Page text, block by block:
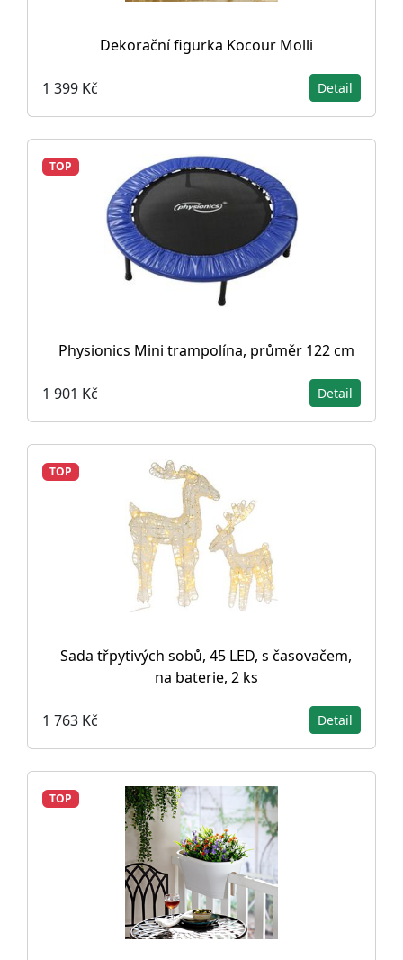
Dekorační figurka Kocour Molli
1 399 Kč Detail
TOP
Physionics Mini trampolína, průměr 122 cm
1 901 Kč Detail
TOP
Sada třpytivých sobů, 45 LED, s časovačem,
na baterie, 2 ks
1 763 Kč Detail
TOP